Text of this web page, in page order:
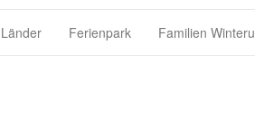
Ferienpark Familien